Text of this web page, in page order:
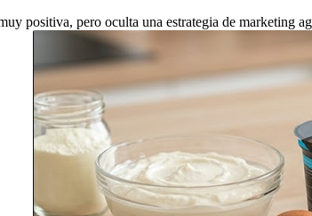
positiva, pero oculta una estrategia de marketing